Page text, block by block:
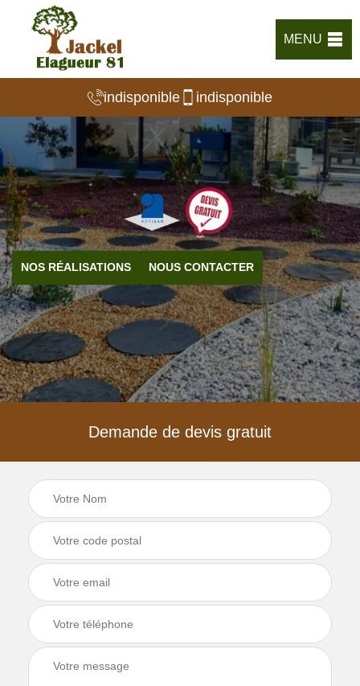
MENU
indisponible indisponible
NOS RÉALISATIONS NOUS CONTACTER
Demande de devis gratuit